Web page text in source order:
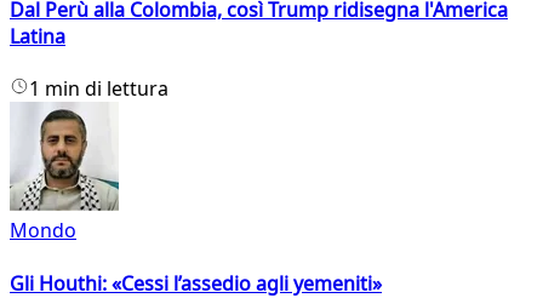
Dal Perù alla Colombia, così Trump ridisegna l'America
Latina
1 min di lettura
Mondo
Gli Houthi: «Cessi l’assedio agli yemeniti»